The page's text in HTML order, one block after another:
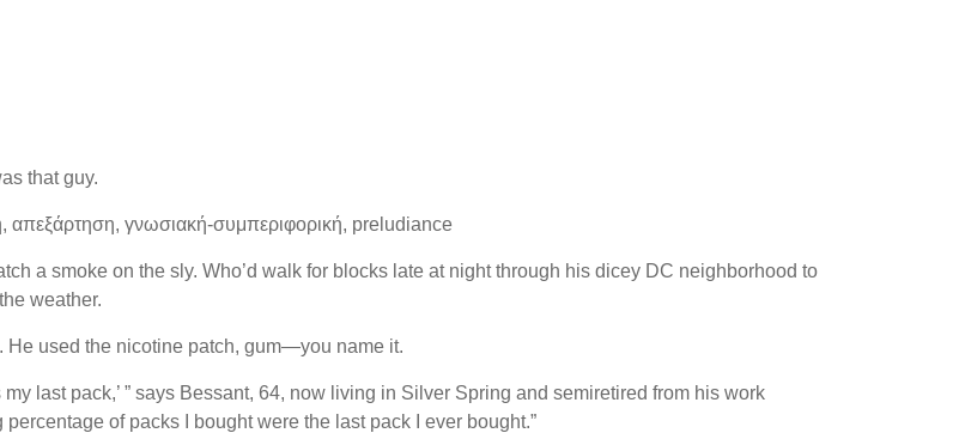
that guy.
απεξάρτηση, γνωσιακή-συμπεριφορική, preludiance
a smoke on the sly. Who’d walk for blocks late at night through his dicey DC neighborhood to
weather.
He used the nicotine patch, gum—you name it.
last pack,’ ” says Bessant, 64, now living in Silver Spring and semiretired from his work
of packs I bought were the last pack I ever bought.”